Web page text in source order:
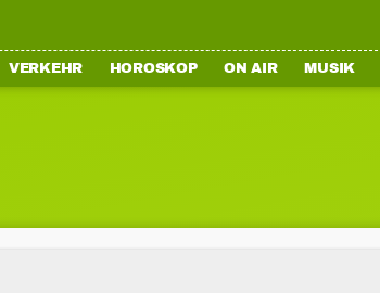
VERKEHR HOROSKOP ON AIR MUSIK